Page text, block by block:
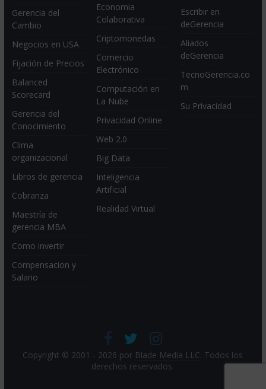
Gerencia del
Cambio
Negocios en USA
Fijación de Precios
Balanced
Scorecard
Gerencia del
Conocimiento
Clima
organizacional
Libros de gerencia
Cobranza
Maestría de
gerencia MBA
Como invertir
Compensacion y
Salario
Economia
Colaborativa
Criptomonedas
Comercio
Electrónico
Computación en
La Nube
Privacidad Online
Web 2.0
Big Data
Inteligencia
Artificial
Realidad Virtual
Escribir en
deGerencia
Aliados
deGerencia
TecnoGerencia.co
m
Su Privacidad
Copyright © 2001 - 2026 por Blade Media LLC. Todos los
derechos reservados.